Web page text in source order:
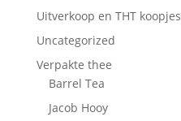
Uitverkoop en THT koopjes
Uncategorized
Verpakte thee
Barrel Tea
Jacob Hooy